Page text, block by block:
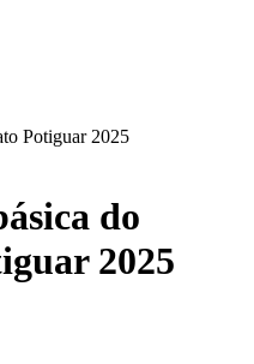
Potiguar 2025
do
2025